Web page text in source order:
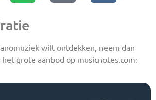
wilt ontdekken, neem dan
grote aanbod op musicnotes.com: